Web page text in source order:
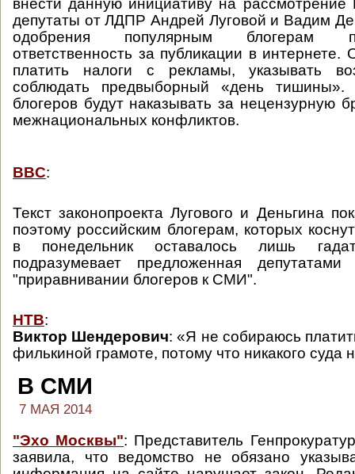
внести данную инициативу на рассмотрение
депутаты от ЛДПР Андрей Луговой и Вадим
одобрения популярным блогерам
ответственность за публикации в интернете.
платить налоги с рекламы, указывать
соблюдать предвыборный «день тишины».
блогеров будут наказывать за нецензурную
межнациональных конфликтов.
BBC:
Текст законопроекта Лугового и Деньгина
поэтому российским блогерам, которых
в понедельник оставалось лишь
подразумевает предложенная
"приравнивании блогеров к СМИ".
НТВ:
Виктор Шендерович: «Я не собираюсь
филькиной грамоте, потому что никакого суда
В СМИ
7 МАЯ 2014
"Эхо Москвы": Представитель
заявила, что ведомство не обязано